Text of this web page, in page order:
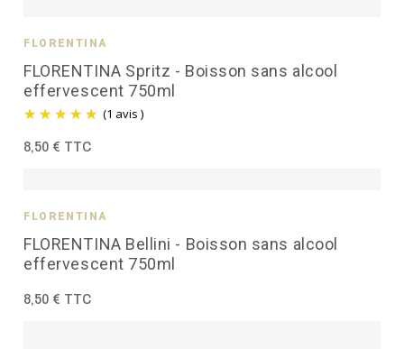
FLORENTINA Spritz - Boisson sans alcool
effervescent 750ml
(1 avis )
FLORENTINA
8,50 € TTC
FLORENTINA Bellini - Boisson sans alcool
effervescent 750ml
FLORENTINA
8,50 € TTC